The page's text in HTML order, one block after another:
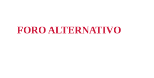
FORO ALTERNATIVO